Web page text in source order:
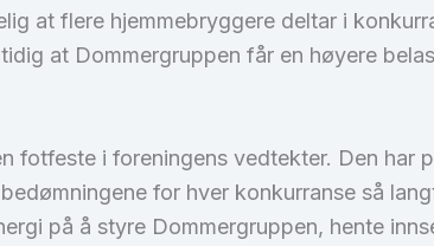
at flere hjemmebryggere deltar i
at Dommergruppen får en høyere
fotfeste i foreningens vedtekter. Den har
for hver konkurranse så
på å styre Dommergruppen, hente